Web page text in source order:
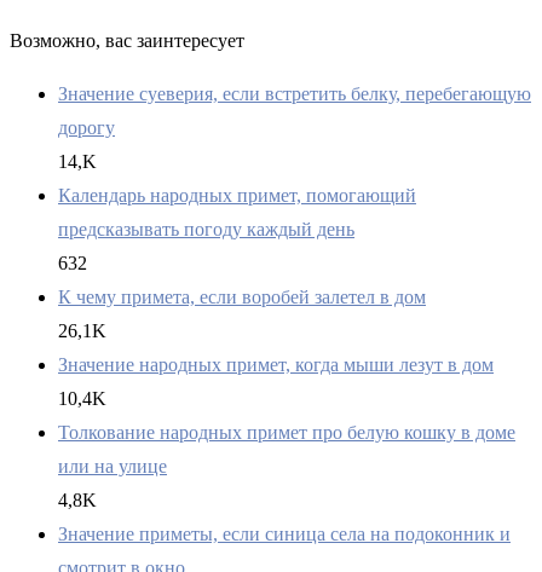
Возможно, вас заинтересует
Значение суеверия, если встретить белку, перебегающую
дорогу
14,K
Календарь народных примет, помогающий
предсказывать погоду каждый день
632
К чему примета, если воробей залетел в дом
26,1K
Значение народных примет, когда мыши лезут в дом
10,4K
Толкование народных примет про белую кошку в доме
или на улице
4,8K
Значение приметы, если синица села на подоконник и